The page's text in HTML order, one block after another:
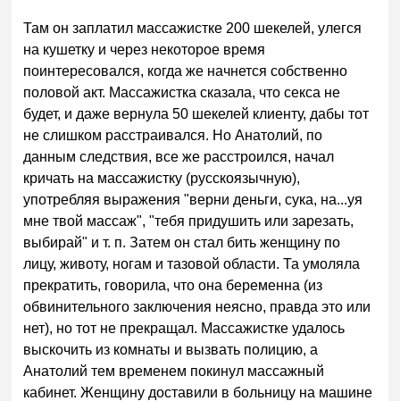
Там он заплатил массажистке 200 шекелей, улегся
на кушетку и через некоторое время
поинтересовался, когда же начнется собственно
половой акт. Массажистка сказала, что секса не
будет, и даже вернула 50 шекелей клиенту, дабы тот
не слишком расстраивался. Но Анатолий, по
данным следствия, все же расстроился, начал
кричать на массажистку (русскоязычную),
употребляя выражения "верни деньги, сука, на...уя
мне твой массаж", "тебя придушить или зарезать,
выбирай" и т. п. Затем он стал бить женщину по
лицу, животу, ногам и тазовой области. Та умоляла
прекратить, говорила, что она беременна (из
обвинительного заключения неясно, правда это или
нет), но тот не прекращал. Массажистке удалось
выскочить из комнаты и вызвать полицию, а
Анатолий тем временем покинул массажный
кабинет. Женщину доставили в больницу на машине